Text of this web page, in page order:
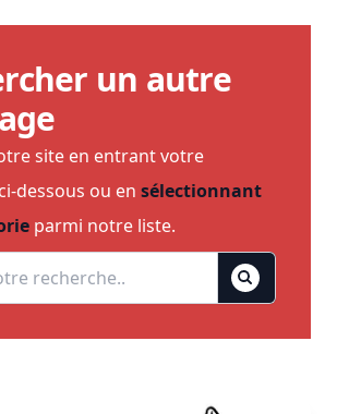
un autre
site en entrant votre
dessous ou en sélectionnant
parmi notre liste.